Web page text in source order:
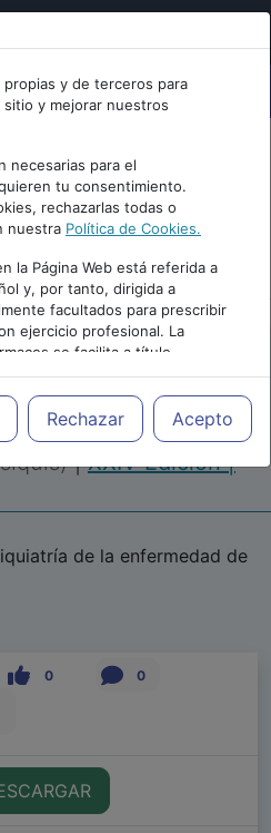
y de terceros para
y mejorar nuestros
necesarias para el
tu consentimiento.
rechazarlas todas o
nuestra Política de Cookies.
la Página Web está referida a
y, por tanto, dirigida a
facultados para prescribir
ejercicio profesional. La
se facilita a título
responsabilidad de los
medicamentos y decidir, en
más adecuado a las
Rechazar Acepto
|Congreso Virtual
Psicología y
|XXIV Edición |
de la enfermedad de
0 0